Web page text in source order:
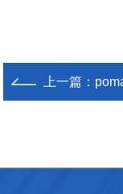
上一篇：